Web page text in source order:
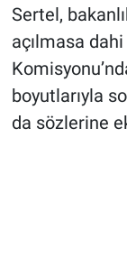
Sertel,
açılmasa
boyutlarıyla
da sözlerine